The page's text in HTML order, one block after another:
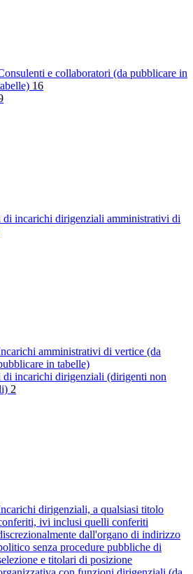
e collaboratori (da pubblicare in
16
di incarichi dirigenziali amministrativi di
amministrativi di vertice (da
in tabelle)
di incarichi dirigenziali (dirigenti non
2
dirigenziali, a qualsiasi titolo
ivi inclusi quelli conferiti
dall'organo di indirizzo
senza procedure pubbliche di
e titolari di posizione